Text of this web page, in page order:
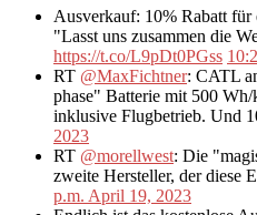
Ausverkauf: 10% Rabatt für
"Lasst uns zusammen die
https://t.co/L9pDt0PGss
RT @MaxFichtner: CATL
phase" Batterie mit 500
inklusive Flugbetrieb. Und
2023
RT @morellwest: Die
zweite Hersteller, der diese
p.m. April 19, 2023